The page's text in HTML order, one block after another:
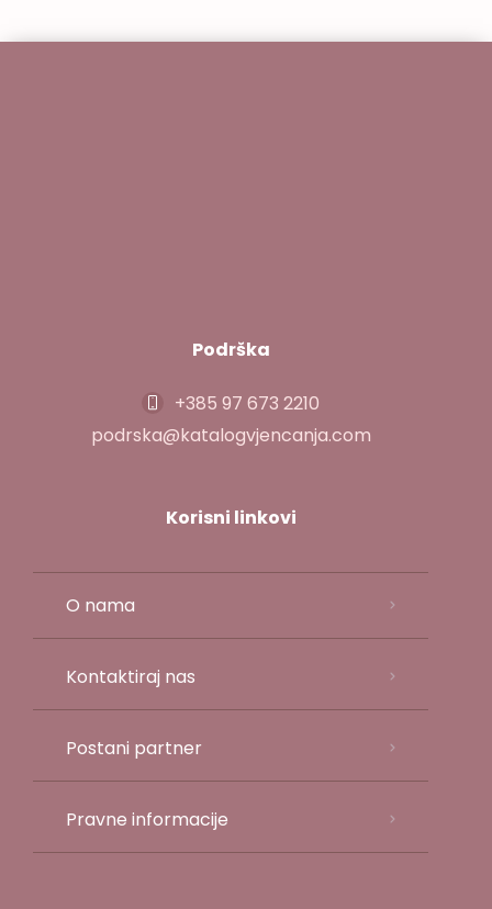
Podrška
+385 97 673 2210
podrska@katalogvjencanja.com
Korisni linkovi
O nama
Kontaktiraj nas
Postani partner
Pravne informacije